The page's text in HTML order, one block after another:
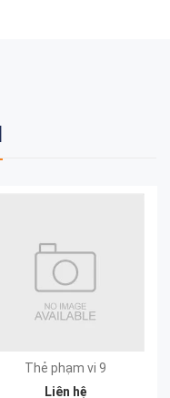
Thẻ phạm vi 9
Liên hệ